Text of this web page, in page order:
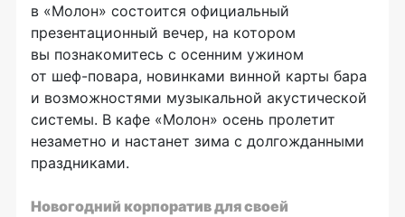
в «Молон» состоится официальный
презентационный вечер, на котором
вы познакомитесь с осенним ужином
от шеф-повара, новинками винной карты бара
и возможностями музыкальной акустической
системы. В кафе «Молон» осень пролетит
незаметно и настанет зима с долгожданными
праздниками.
Новогодний корпоратив для своей